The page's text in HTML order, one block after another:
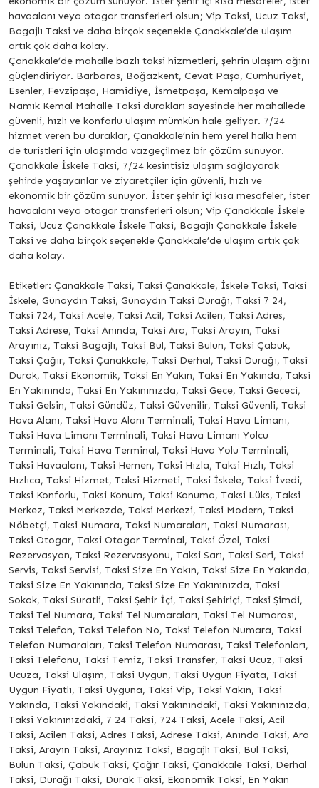
havaalanı veya otogar transferleri olsun; Vip Taksi, Ucuz Taksi,
Bagajlı Taksi ve daha birçok seçenekle Çanakkale’de ulaşım
artık çok daha kolay.
Çanakkale’de mahalle bazlı taksi hizmetleri, şehrin ulaşım ağını
güçlendiriyor. Barbaros, Boğazkent, Cevat Paşa, Cumhuriyet,
Esenler, Fevzipaşa, Hamidiye, İsmetpaşa, Kemalpaşa ve
Namık Kemal Mahalle Taksi durakları sayesinde her mahallede
güvenli, hızlı ve konforlu ulaşım mümkün hale geliyor. 7/24
hizmet veren bu duraklar, Çanakkale’nin hem yerel halkı hem
de turistleri için ulaşımda vazgeçilmez bir çözüm sunuyor.
Çanakkale İskele Taksi, 7/24 kesintisiz ulaşım sağlayarak
şehirde yaşayanlar ve ziyaretçiler için güvenli, hızlı ve
ekonomik bir çözüm sunuyor. İster şehir içi kısa mesafeler, ister
havaalanı veya otogar transferleri olsun; Vip Çanakkale İskele
Taksi, Ucuz Çanakkale İskele Taksi, Bagajlı Çanakkale İskele
Taksi ve daha birçok seçenekle Çanakkale’de ulaşım artık çok
daha kolay.
Etiketler: Çanakkale Taksi, Taksi Çanakkale, İskele Taksi, Taksi
İskele, Günaydın Taksi, Günaydın Taksi Durağı, Taksi 7 24,
Taksi 724, Taksi Acele, Taksi Acil, Taksi Acilen, Taksi Adres,
Taksi Adrese, Taksi Anında, Taksi Ara, Taksi Arayın, Taksi
Arayınız, Taksi Bagajlı, Taksi Bul, Taksi Bulun, Taksi Çabuk,
Taksi Çağır, Taksi Çanakkale, Taksi Derhal, Taksi Durağı, Taksi
Durak, Taksi Ekonomik, Taksi En Yakın, Taksi En Yakında, Taksi
En Yakınında, Taksi En Yakınınızda, Taksi Gece, Taksi Gececi,
Taksi Gelsin, Taksi Gündüz, Taksi Güvenilir, Taksi Güvenli, Taksi
Hava Alanı, Taksi Hava Alanı Terminali, Taksi Hava Limanı,
Taksi Hava Limanı Terminali, Taksi Hava Limanı Yolcu
Terminali, Taksi Hava Terminal, Taksi Hava Yolu Terminali,
Taksi Havaalanı, Taksi Hemen, Taksi Hızla, Taksi Hızlı, Taksi
Hızlıca, Taksi Hizmet, Taksi Hizmeti, Taksi İskele, Taksi İvedi,
Taksi Konforlu, Taksi Konum, Taksi Konuma, Taksi Lüks, Taksi
Merkez, Taksi Merkezde, Taksi Merkezi, Taksi Modern, Taksi
Nöbetçi, Taksi Numara, Taksi Numaraları, Taksi Numarası,
Taksi Otogar, Taksi Otogar Terminal, Taksi Özel, Taksi
Rezervasyon, Taksi Rezervasyonu, Taksi Sarı, Taksi Seri, Taksi
Servis, Taksi Servisi, Taksi Size En Yakın, Taksi Size En Yakında,
Taksi Size En Yakınında, Taksi Size En Yakınınızda, Taksi
Sokak, Taksi Süratli, Taksi Şehir İçi, Taksi Şehiriçi, Taksi Şimdi,
Taksi Tel Numara, Taksi Tel Numaraları, Taksi Tel Numarası,
Taksi Telefon, Taksi Telefon No, Taksi Telefon Numara, Taksi
Telefon Numaraları, Taksi Telefon Numarası, Taksi Telefonları,
Taksi Telefonu, Taksi Temiz, Taksi Transfer, Taksi Ucuz, Taksi
Ucuza, Taksi Ulaşım, Taksi Uygun, Taksi Uygun Fiyata, Taksi
Uygun Fiyatlı, Taksi Uyguna, Taksi Vip, Taksi Yakın, Taksi
Yakında, Taksi Yakındaki, Taksi Yakınındaki, Taksi Yakınınızda,
Taksi Yakınınızdaki, 7 24 Taksi, 724 Taksi, Acele Taksi, Acil
Taksi, Acilen Taksi, Adres Taksi, Adrese Taksi, Anında Taksi, Ara
Taksi, Arayın Taksi, Arayınız Taksi, Bagajlı Taksi, Bul Taksi,
Bulun Taksi, Çabuk Taksi, Çağır Taksi, Çanakkale Taksi, Derhal
Taksi, Durağı Taksi, Durak Taksi, Ekonomik Taksi, En Yakın